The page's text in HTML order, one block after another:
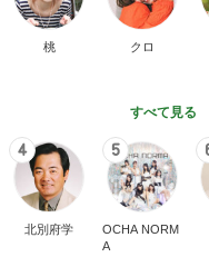
桃 クロ
すべて見る
4
北別府学
5
OCHA NORM
A